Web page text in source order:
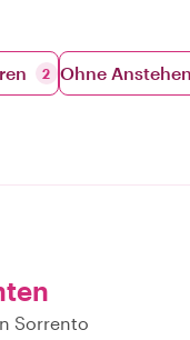
2 Ohne
Sorrento